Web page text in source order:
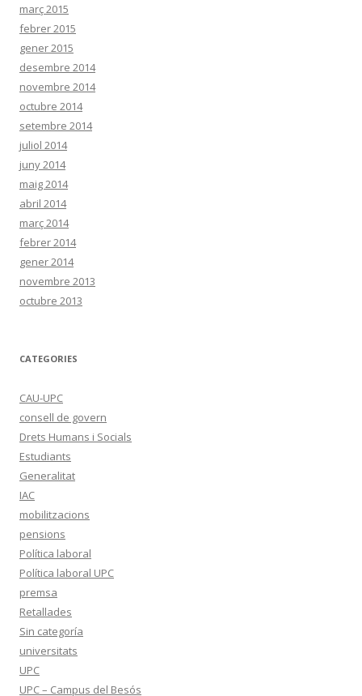
març 2015
febrer 2015
gener 2015
desembre 2014
novembre 2014
octubre 2014
setembre 2014
juliol 2014
juny 2014
maig 2014
abril 2014
març 2014
febrer 2014
gener 2014
novembre 2013
octubre 2013
CATEGORIES
CAU-UPC
consell de govern
Drets Humans i Socials
Estudiants
Generalitat
IAC
mobilitzacions
pensions
Política laboral
Política laboral UPC
premsa
Retallades
Sin categoría
universitats
UPC
UPC – Campus del Besós